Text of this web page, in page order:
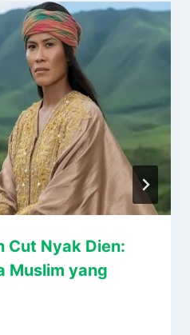
Cut Nyak Dien:
Muslim yang